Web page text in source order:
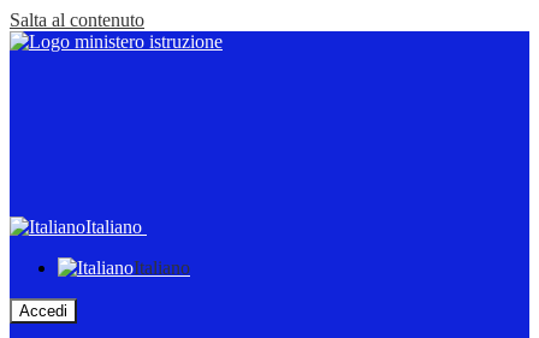
Salta al contenuto
Italiano
Italiano
Accedi